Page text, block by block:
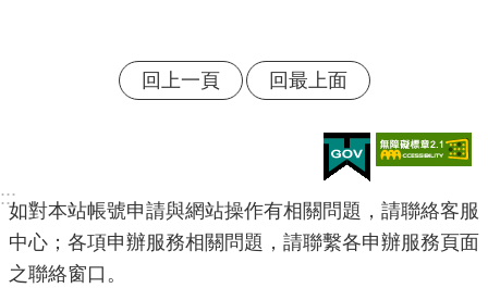
回上一頁 回最上面
:::
如對本站帳號申請與網站操作有相關問題，請聯絡客服
中心；各項申辦服務相關問題，請聯繫各申辦服務頁面
之聯絡窗口。